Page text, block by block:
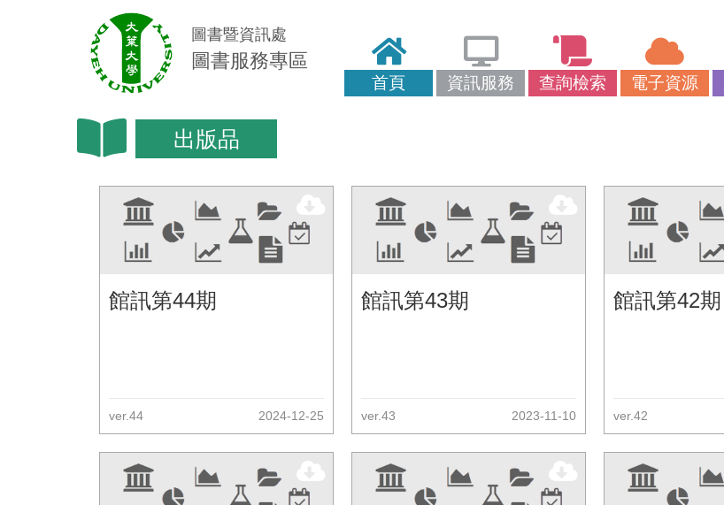
圖書暨資訊處
圖書服務專區
首頁 資訊服務 查詢檢索 電子資源
出版品
館訊第44期
ver.44 2024-12-25
館訊第43期
ver.43 2023-11-10
館訊第42期
ver.42